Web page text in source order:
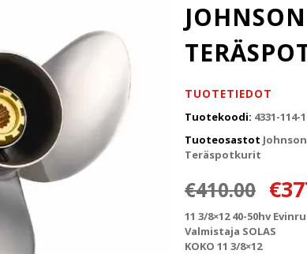
TUOTETIEDOT
Tuotekoodi: 4331-114-
Tuoteosastot
Teräspotkurit
€410.00 €
11 3/8×12 40-50hv
Valmistaja SOLAS
KOKO 11 3/8×12